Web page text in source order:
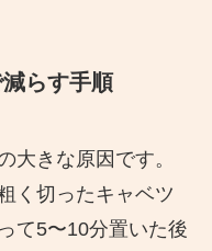
らす手順
大きな原因です。
く切ったキャベツ
て5〜10分置いた後